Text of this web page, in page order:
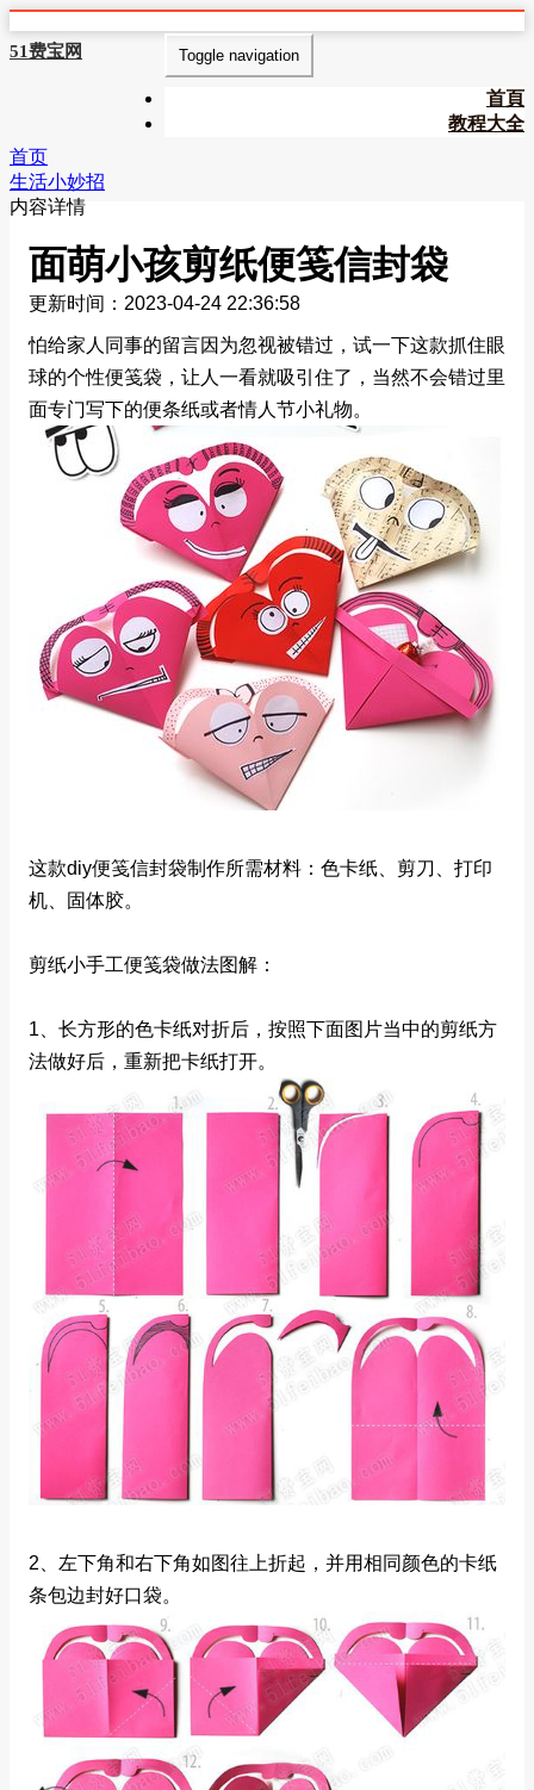
51费宝网 Toggle navigation
首頁
教程大全
首页
生活小妙招
内容详情
面萌小孩剪纸便笺信封袋
更新时间：2023-04-24 22:36:58
怕给家人同事的留言因为忽视被错过，试一下这款抓住眼
球的个性便笺袋，让人一看就吸引住了，当然不会错过里
面专门写下的便条纸或者情人节小礼物。
这款diy便笺信封袋制作所需材料：色卡纸、剪刀、打印
机、固体胶。
剪纸小手工便笺袋做法图解：
1、长方形的色卡纸对折后，按照下面图片当中的剪纸方
法做好后，重新把卡纸打开。
2、左下角和右下角如图往上折起，并用相同颜色的卡纸
条包边封好口袋。